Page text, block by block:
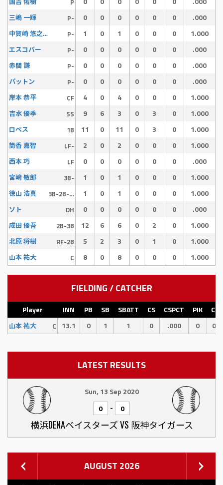
P
三嶋 一輝 P- 0 0 0 0 0 0 .000
中賀崎 悠之介 P- 1 0 1 0 0 0 1.000
エスコバー P- 0 0 0 0 0 0 .000
赤間 謙 P- 0 0 0 0 0 0 .000
パットン P- 0 0 0 0 0 0 .000
岸本 恭平 CF 4 0 4 0 0 0 1.000
吉水 優季 SS 9 6 3 0 3 0 1.000
ロペス 1B 11 0 11 0 3 0 1.000
筒香 嘉智 LF- 2 0 2 0 0 0 1.000
西本 巧 LF 0 0 0 0 0 0 .000
宮﨑 敏郎 3B- 1 0 1 0 0 0 1.000
徳山 浩真 3B-2B-RF 1 0 1 0 0 0 1.000
ソト DH 0 0 0 0 0 0 .000
成田 優吾 2B-3B 12 6 6 0 2 0 1.000
北原 将樹 RF-2B 5 2 3 0 1 0 1.000
山本 祐大 C 8 0 8 0 0 0 1.000
FIELDING / CATCHER
Player INN PB SB SBATT CS CSPCT PIK CI
山本 祐大 C 13.1 0 1 1 0 .000 0 0
LATEST RESULTS
Sun, 13 Sep 2020
0
- 0
横浜DENAベイスターズ VS 阪神タイガース
AUGUST 2026